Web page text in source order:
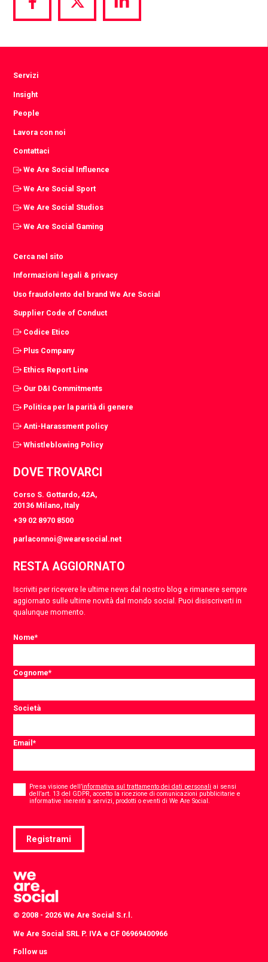
Share
via
Share
via
Share
via
Servizi
Insight
People
Lavora con noi
Contattaci
We Are Social Influence
We Are Social Sport
We Are Social Studios
We Are Social Gaming
Cerca nel sito
Informazioni legali & privacy
Uso fraudolento del brand We Are Social
Supplier Code of Conduct
Codice Etico
Plus Company
Ethics Report Line
Our D&I Commitments
Politica per la parità di genere
Anti-Harassment policy
Whistleblowing Policy
DOVE TROVARCI
Corso S. Gottardo, 42A,
20136 Milano, Italy
+39 02 8970 8500
parlaconnoi@wearesocial.net
RESTA AGGIORNATO
Iscriviti per ricevere le ultime news dal nostro blog e rimanere sempre
aggiornato sulle ultime novità dal mondo social. Puoi disiscriverti in
qualunque momento.
Nome*
Cognome*
Società
Email*
Consent
Presa visione dell’informativa sul trattamento dei dati personali ai sensi
dell’art. 13 del GDPR, accetto la ricezione di comunicazioni pubblicitarie e
informative inerenti a servizi, prodotti o eventi di We Are Social.
Registrami
© 2008 - 2026 We Are Social S.r.l.
We Are Social SRL P. IVA e CF 06969400966
Follow us